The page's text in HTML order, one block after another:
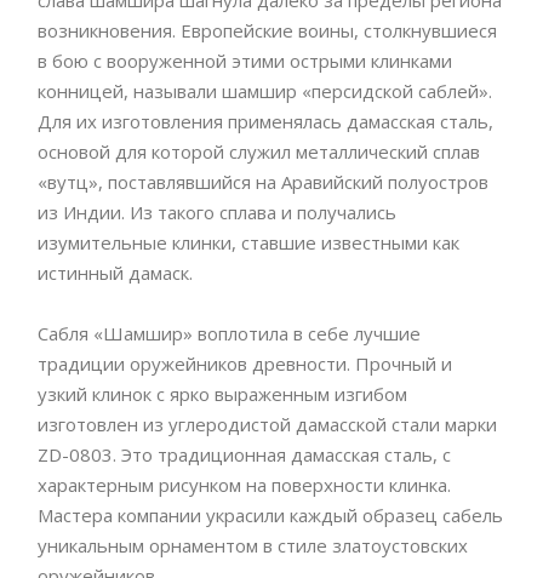
возникновения. Европейские воины, столкнувшиеся
в бою с вооруженной этими острыми клинками
конницей, называли шамшир «персидской саблей».
Для их изготовления применялась дамасская сталь,
основой для которой служил металлический сплав
«вутц», поставлявшийся на Аравийский полуостров
из Индии. Из такого сплава и получались
изумительные клинки, ставшие известными как
истинный дамаск.
Сабля «Шамшир» воплотила в себе лучшие
традиции оружейников древности. Прочный и
узкий клинок с ярко выраженным изгибом
изготовлен из углеродистой дамасской стали марки
ZD-0803. Это традиционная дамасская сталь, с
характерным рисунком на поверхности клинка.
Мастера компании украсили каждый образец сабель
уникальным орнаментом в стиле златоустовских